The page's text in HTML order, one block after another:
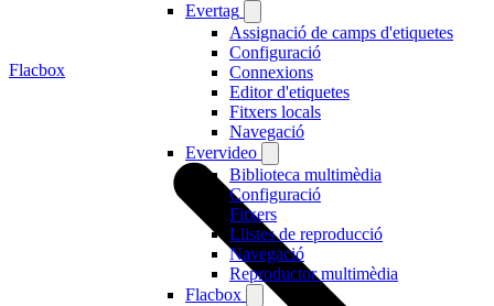
Evertag
Assignació de camps d'etiquetes
Configuració
Connexions
Editor d'etiquetes
Fitxers locals
Navegació
Evervideo
Biblioteca multimèdia
Configuració
Fitxers
Llistes de reproducció
Navegació
Reproductor multimèdia
Flacbox
Flacbox